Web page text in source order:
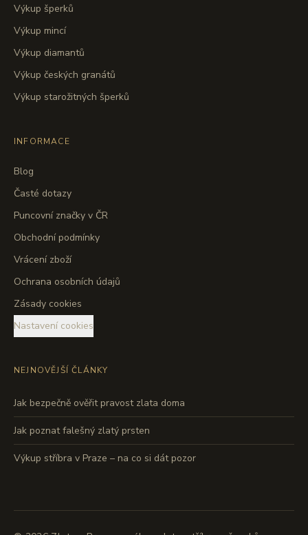
Výkup šperků
Výkup mincí
Výkup diamantů
Výkup českých granátů
Výkup starožitných šperků
INFORMACE
Blog
Časté dotazy
Puncovní značky v ČR
Obchodní podmínky
Vrácení zboží
Ochrana osobních údajů
Zásady cookies
Nastavení cookies
NEJNOVĚJŠÍ ČLÁNKY
Jak bezpečně ověřit pravost zlata doma
Jak poznat falešný zlatý prsten
Výkup stříbra v Praze – na co si dát pozor